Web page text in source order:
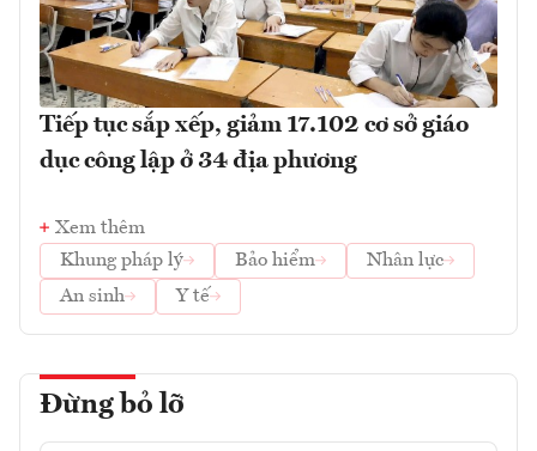
Tiếp tục sắp xếp, giảm 17.102 cơ sở giáo
dục công lập ở 34 địa phương
Xem thêm
Khung pháp lý
Bảo hiểm
Nhân lực
An sinh
Y tế
Đừng bỏ lỡ